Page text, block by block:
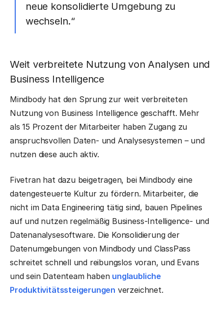
neue konsolidierte Umgebung zu
wechseln.“
Weit verbreitete Nutzung von Analysen und
Business Intelligence
Mindbody hat den Sprung zur weit verbreiteten
Nutzung von Business Intelligence geschafft. Mehr
als 15 Prozent der Mitarbeiter haben Zugang zu
anspruchsvollen Daten- und Analysesystemen – und
nutzen diese auch aktiv.
Fivetran hat dazu beigetragen, bei Mindbody eine
datengesteuerte Kultur zu fördern. Mitarbeiter, die
nicht im Data Engineering tätig sind, bauen Pipelines
auf und nutzen regelmäßig Business-Intelligence- und
Datenanalysesoftware. Die Konsolidierung der
Datenumgebungen von Mindbody und ClassPass
schreitet schnell und reibungslos voran, und Evans
und sein Datenteam haben unglaubliche
Produktivitätssteigerungen verzeichnet.